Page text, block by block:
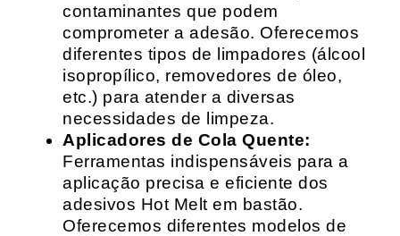
contaminantes que podem
comprometer a adesão. Oferecemos
diferentes tipos de limpadores (álcool
isopropílico, removedores de óleo,
etc.) para atender a diversas
necessidades de limpeza.
Aplicadores de Cola Quente:
Ferramentas indispensáveis para a
aplicação precisa e eficiente dos
adesivos Hot Melt em bastão.
Oferecemos diferentes modelos de